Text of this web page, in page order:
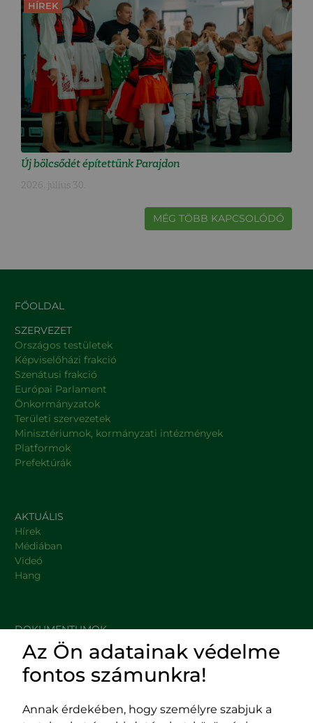
HÍREK
Új bölcsődét építettünk Parajdon
2026. július 30.
MÉG TÖBB KAPCSOLÓDÓ
FŐOLDAL
SZERVEZET
Országos testületek
Képviselőházi frakció
Szenátusi frakció
Európai Parlament
Önkormányzatok
Területi szervezetek
Minisztériumok, kormányzati intézmények
Platformok
Prefektúrák
AKTUÁLIS
Hírek
Médiában
Videó
Hang
DOKUMENTUMOK
HASZNOS LINKEK
Az Ön adatainak védelme
fontos számunkra!
Annak érdekében, hogy személyre szabjuk a